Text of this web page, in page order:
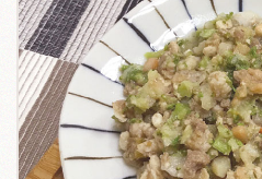
關於我們
毛孩健康之道